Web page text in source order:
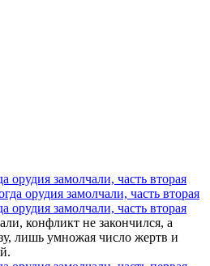
орудия замолчали, часть вторая
орудия замолчали, часть вторая
конфликт не закончился, а
лишь умножая число жертв и